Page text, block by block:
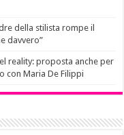
della stilista rompe il
davvero”
reality: proposta anche per
con Maria De Filippi